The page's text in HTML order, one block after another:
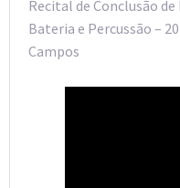
Recital de Conclusão de
Bateria e Percussão –
Campos